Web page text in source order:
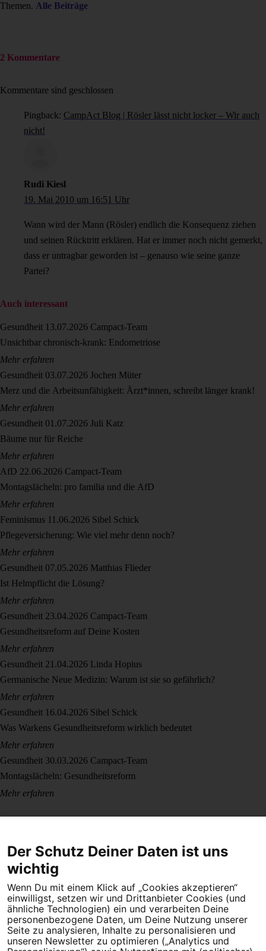
Themen. Alle Beiträge
2 Kommentare
Kommentare sind geschlossen
Pingback: CampAct Blog | Rösler lässt nicht locker – Wir auch
nicht!
Rudi Kiesl
19. Mai 2010 um 16:51 Uhr
Wann wird der Mann (Rösler) endlich die Konsequenz ziehen
und seinen Rücktritt erklären. Hat er immer noch nicht gemerkt,
dass er untragbar geworden ist – genauso wie seine ganze
Partei?
Auch interessant
Gesundheit 13.07.2026 Campact-Team
Unsichtbar chronisch-krank: Endometriose
Mehr erfahren
Gesundheit 03.07.2026 Jochen Müter
Merz und die Arbeitsunfähigkeit: Ärzt*innen, schreibt länger krank!
Mehr erfahren
Gesundheit 01.07.2026 Juli Katz
Bäume nur für Reiche
Mehr erfahren
AfD 22.06.2026 Campact-Team
Montagslächeln: pro familia und die AfD
Mehr erfahren
Feminismus 11.06.2026 Sibel Schick
Pflegeversicherung: Wie viel mehr denn noch?
Mehr erfahren
Gesundheit 07.05.2026 Matthias Flieder
Ist Helmpflicht die Lösung?
Mehr erfahren
Gesundheit 23.04.2026 Campact-Team
Gesundheitsreform auf Deine Kosten
Mehr erfahren
Gesundheit 21.04.2026 Linda Hopius
Germanische Neue Medizin: Warum ist sie so gefährlich?
Mehr erfahren
Gesundheit 16.04.2026 Sibel Schick
Was Warkens Gesundheitsreform wirklich bedeutet
Mehr erfahren
Gesundheit 30.03.2026 Campact-Team
Montagslächeln: Gesundheitsreform
Mehr erfahren
Dein Engagement macht den Unterschied. Schließe Dich 4,5
Millionen Menschen an.
Newsletter bestellen
Der Schutz Deiner Daten ist uns
wichtig
Wenn Du mit einem Klick auf „Cookies akzeptieren“
einwilligst, setzen wir und Drittanbieter Cookies (und
ähnliche Technologien) ein und verarbeiten Deine
personenbezogene Daten, um Deine Nutzung unserer
Seite zu analysieren, Inhalte zu personalisieren und
unseren Newsletter zu optimieren („Analytics und